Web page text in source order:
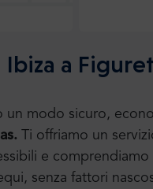
a
un modo sicuro,
Ti offriamo un
e
senza fattori